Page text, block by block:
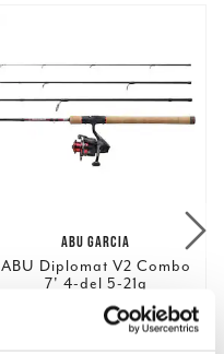
ABU GARCIA
ABU Diplomat V2 Combo
7' 4-del 5-21g
Nuvarande pris:
Tidigare pris:
949,00 kr
1 199,00 kr